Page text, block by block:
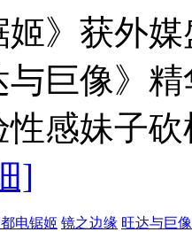
姬》获外
巨像》
性感妹子
]
电锯姬 镜之边缘 旺达与巨像